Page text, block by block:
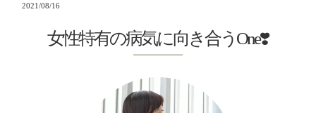
2021/08/16
女性特有の病気に向き合うOne❣️